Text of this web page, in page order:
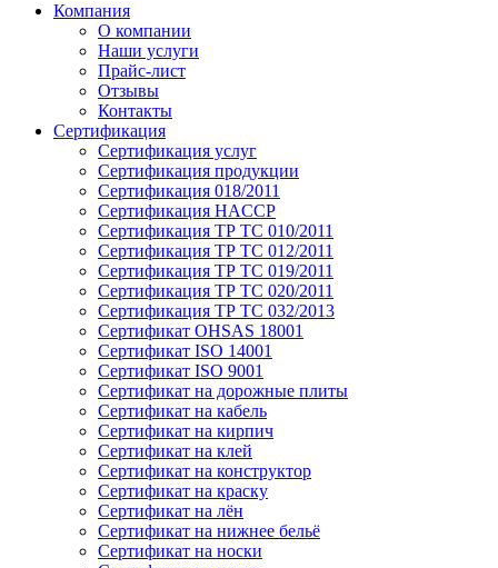
Компания
О компании
Наши услуги
Прайс-лист
Отзывы
Контакты
Сертификация
Сертификация услуг
Сертификация продукции
Сертификация 018/2011
Сертификация HACCP
Сертификация ТР ТС 010/2011
Сертификация ТР ТС 012/2011
Сертификация ТР ТС 019/2011
Сертификация ТР ТС 020/2011
Сертификация ТР ТС 032/2013
Сертификат OHSAS 18001
Сертификат ISO 14001
Сертификат ISO 9001
Сертификат на дорожные плиты
Сертификат на кабель
Сертификат на кирпич
Сертификат на клей
Сертификат на конструктор
Сертификат на краску
Сертификат на лён
Сертификат на нижнее бельё
Сертификат на носки